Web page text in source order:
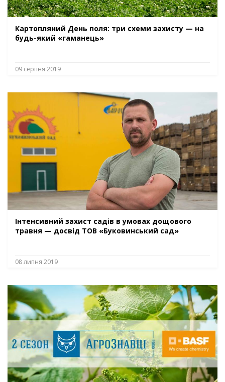
Картопляний День поля: три схеми захисту — на
будь-який «гаманець»
09 серпня 2019
Інтенсивний захист садів в умовах дощового
травня — досвід ТОВ «Буковинський сад»
08 липня 2019